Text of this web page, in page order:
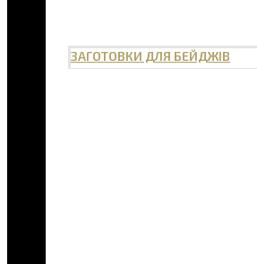
ЗАГОТОВКИ ДЛЯ БЕЙДЖІВ